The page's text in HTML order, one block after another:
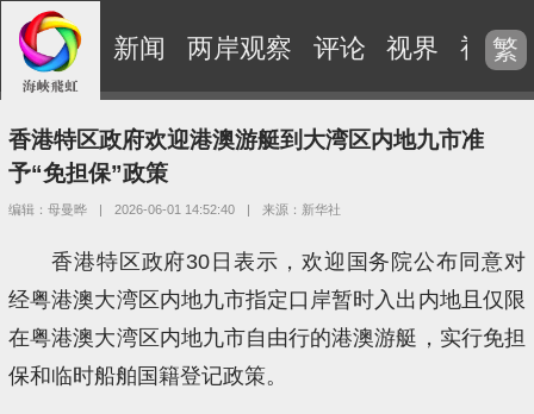
新闻 两岸观察 评论 视界 视频
繁
香港特区政府欢迎港澳游艇到大湾区内地九市准
予“免担保”政策
编辑：母曼晔 | 2026-06-01 14:52:40 | 来源：新华社
香港特区政府30日表示，欢迎国务院公布同意对
经粤港澳大湾区内地九市指定口岸暂时入出内地且仅限
在粤港澳大湾区内地九市自由行的港澳游艇，实行免担
保和临时船舶国籍登记政策。